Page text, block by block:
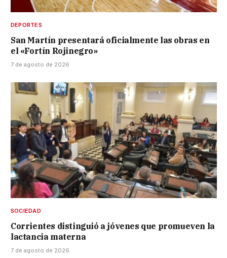
DEPORTES
San Martín presentará oficialmente las obras en
el «Fortín Rojinegro»
7 de agosto de 2026
SOCIEDAD
Corrientes distinguió a jóvenes que promueven la
lactancia materna
7 de agosto de 2026